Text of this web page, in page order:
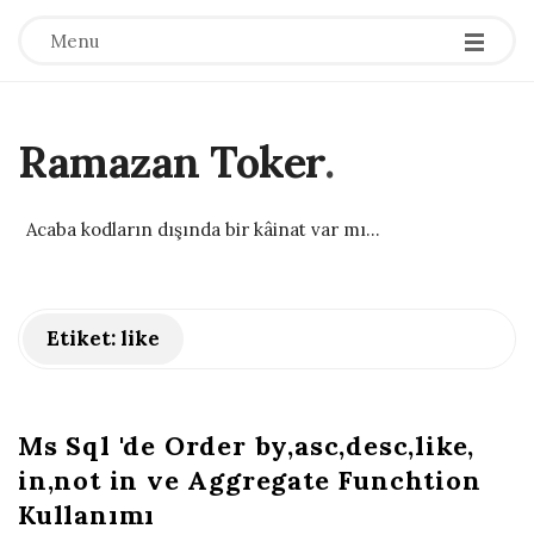
Menu
Ramazan Toker.
Acaba kodların dışında bir kâinat var mı...
Etiket:like
Ms Sql 'de Order by,asc,desc,like,
in,not in ve Aggregate Funchtion
Kullanımı